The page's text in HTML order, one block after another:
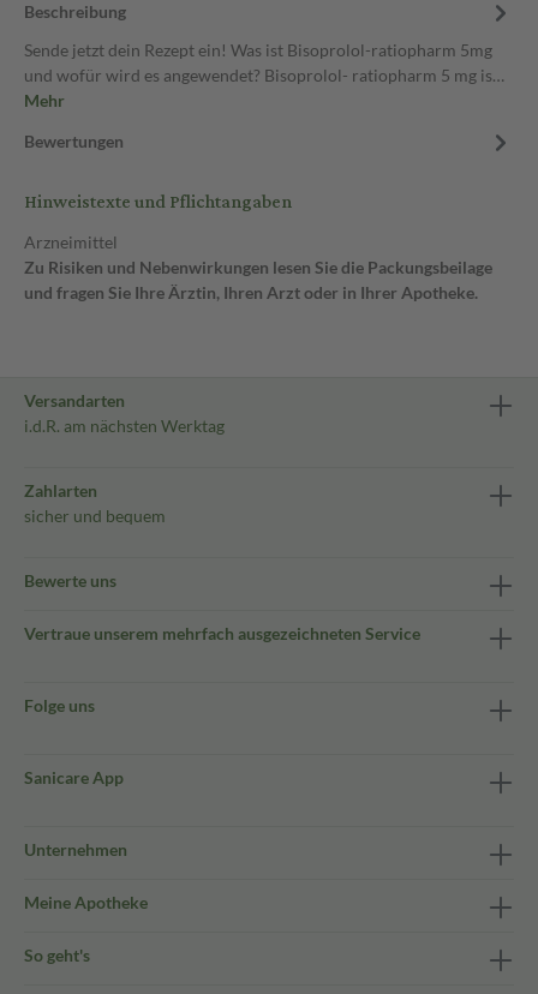
Beschreibung
Sende jetzt dein Rezept ein! Was ist Bisoprolol-ratiopharm 5mg
und wofür wird es angewendet? Bisoprolol- ratiopharm 5 mg is…
Mehr
Bewertungen
Hinweistexte und Pflichtangaben
Arzneimittel
Zu Risiken und Nebenwirkungen lesen Sie die Packungsbeilage
und fragen Sie Ihre Ärztin, Ihren Arzt oder in Ihrer Apotheke.
Versandarten
i.d.R. am nächsten Werktag
Zahlarten
sicher und bequem
Bewerte uns
Vertraue unserem mehrfach ausgezeichneten Service
Folge uns
Sanicare App
Unternehmen
Meine Apotheke
So geht's